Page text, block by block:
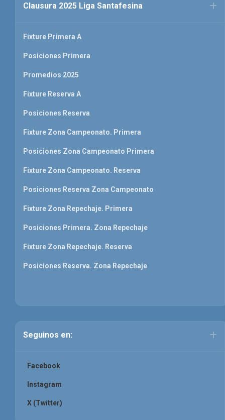
Clausura 2025 Liga Santafesina
Fixture Primera A
Posiciones Primera
Promedios 2025
Fixture Reserva A
Posiciones Reserva
Fixture Zona Campeonato. Primera
Posiciones Zona Campeonato Primera
Fixture Zona Campeonato. Reserva
Posiciones Reserva Zona Campeonato
Fixture Zona Repechaje. Primera
Posiciones Primera. Zona Repechaje
Fixture Zona Repechaje. Reserva
Posiciones Reserva. Zona Repechaje
Seguinos en:
Facebook
Instagram
X (Twitter)